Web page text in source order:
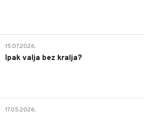
15.07.2026.
Ipak valja bez kralja?
17.05.2026.